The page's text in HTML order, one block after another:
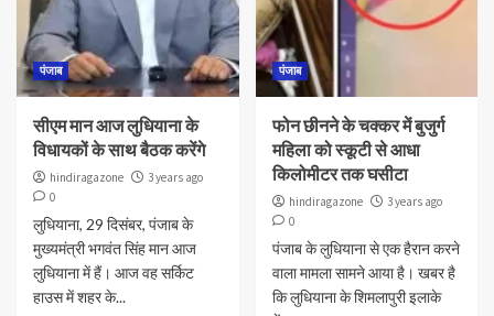
पंजाब
सीएम मान आज लुधियाना के
विधायकों के साथ बैठक करेंगे
hindiragazone
3 years ago
0
लुधियाना, 29 दिसंबर, पंजाब के
मुख्यमंत्री भगवंत सिंह मान आज
लुधियाना में हैं। आज वह सर्किट
हाउस में शहर के...
पंजाब
फोन छीनने के चक्कर में बुजुर्ग
महिला को स्कूटी से आधा
किलोमीटर तक घसीटा
hindiragazone
3 years ago
0
पंजाब के लुधियाना से एक हैरान करने
वाला मामला सामने आया है। खबर है
कि लुधियाना के शिमलापुरी इलाके